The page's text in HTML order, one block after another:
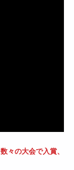
数々の大会で入賞、